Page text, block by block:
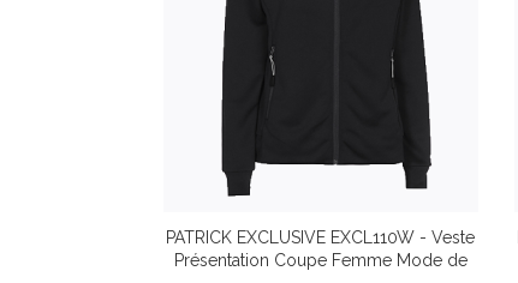
PATRICK EXCLUSIVE EXCL110W - Veste
Présentation Coupe Femme Mode de